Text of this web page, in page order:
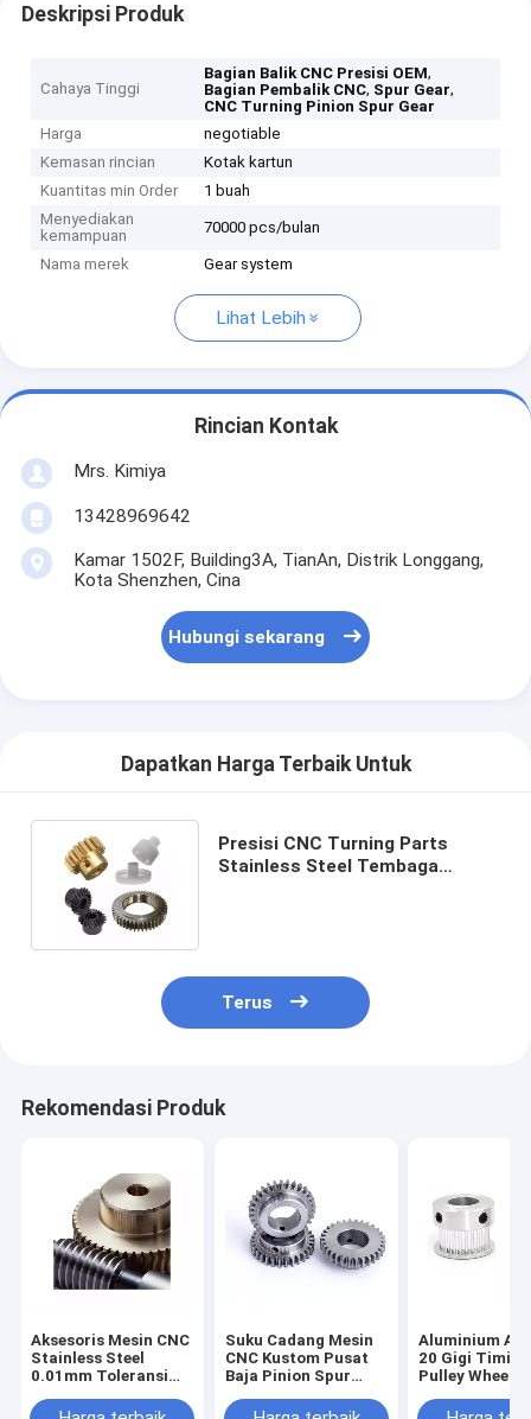
Deskripsi Produk
Cahaya Tinggi
Bagian Balik CNC Presisi OEM,
Bagian Pembalik CNC, Spur Gear,
CNC Turning Pinion Spur Gear
Harga
negotiable
Kemasan rincian
Kotak kartun
Kuantitas min Order
1 buah
Menyediakan
kemampuan
70000 pcs/bulan
Nama merek Gear system
Lihat Lebih
Rincian Kontak
Mrs. Kimiya
13428969642
Kamar 1502F, Building3A, TianAn, Distrik Longgang,
Kota Shenzhen, Cina
Hubungi sekarang
Dapatkan Harga Terbaik Untuk
Presisi CNC Turning Parts
Stainless Steel Tembaga
Terus
Rekomendasi Produk
Aksesoris Mesin CNC
Stainless Steel
0.01mm Toleransi
Suku Cadang Mesin
CNC Kustom Pusat
Baja Pinion Spur
Motor
Aluminium
20 Gigi
Pulley Wheel
Gear